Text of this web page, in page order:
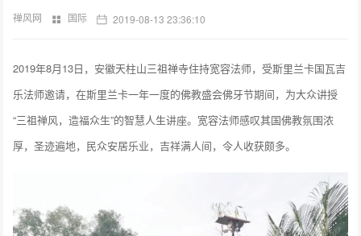
禅风网 国际 2019-08-13 23:36:10
2019年8月13日，安徽天柱山三祖禅寺住持宽容法师，受斯里兰卡国瓦吉
乐法师邀请，在斯里兰卡一年一度的佛教盛会佛牙节期间，为大众讲授
“三祖禅风，造福众生”的智慧人生讲座。宽容法师感叹其国佛教氛围浓
厚，圣迹遍地，民众安居乐业，吉祥满人间，令人收获颇多。